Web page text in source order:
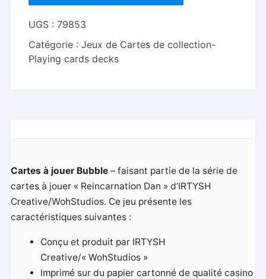
UGS :79853
Catégorie :Jeux de Cartes de collection-
Playing cards decks
Cartes à jouer Bubble – faisant partie de la série de
cartes à jouer « Reincarnation Dan » d’IRTYSH
Creative/WohStudios. Ce jeu présente les
caractéristiques suivantes :
Conçu et produit par IRTYSH
Creative/« WohStudios »
Imprimé sur du papier cartonné de qualité casino